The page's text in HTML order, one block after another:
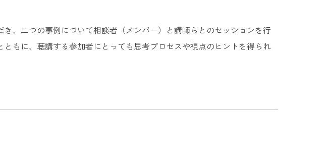
、二つの事例について相談者（メンバー）と講師らとのセッションを行
もに、聴講する参加者にとっても思考プロセスや視点のヒントを得られ